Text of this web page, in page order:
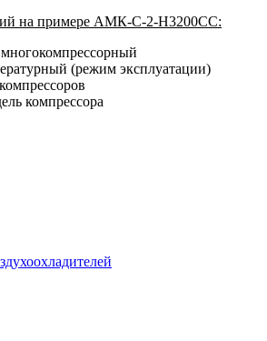
на примере AМК-С-2-H3200CC:
(режим эксплуатации)
компрессора